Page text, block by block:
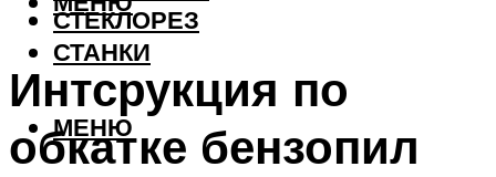
СТЕКЛОРЕЗ
СТАНКИ
МЕНЮ
Интсрукция по
обкатке бензопил